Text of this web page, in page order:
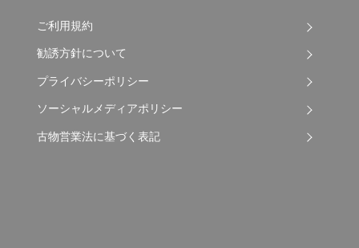
ご利用規約
勧誘方針について
プライバシーポリシー
ソーシャルメディアポリシー
古物営業法に基づく表記